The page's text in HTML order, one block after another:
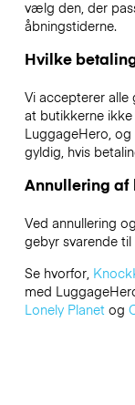
vælg den, der
åbningstiderne.
Hvilke
Vi accepterer
at butikkerne
LuggageHero,
gyldig, hvis
Annullering af
Ved annullering
gebyr svarende
Se hvorfor,
med
Lonely Planetog